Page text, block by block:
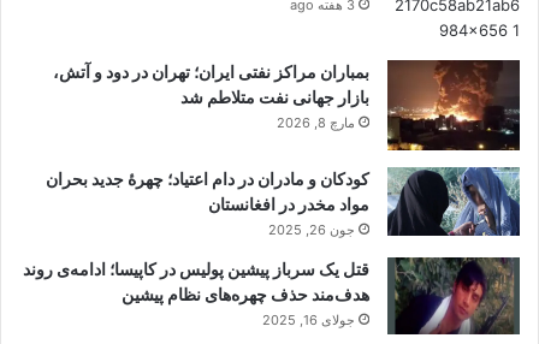
3 هفته ago
بمباران مراکز نفتی ایران؛ تهران در دود و آتش،
بازار جهانی نفت متلاطم شد
مارچ 8, 2026
کودکان و مادران در دام اعتیاد؛ چهره‌ٔ جدید بحران
مواد مخدر در افغانستان
جون 26, 2025
قتل یک سرباز پیشین پولیس در کاپیسا؛ ادامه‌ی روند
هدف‌مند حذف چهره‌های نظام پیشین
جولای 16, 2025